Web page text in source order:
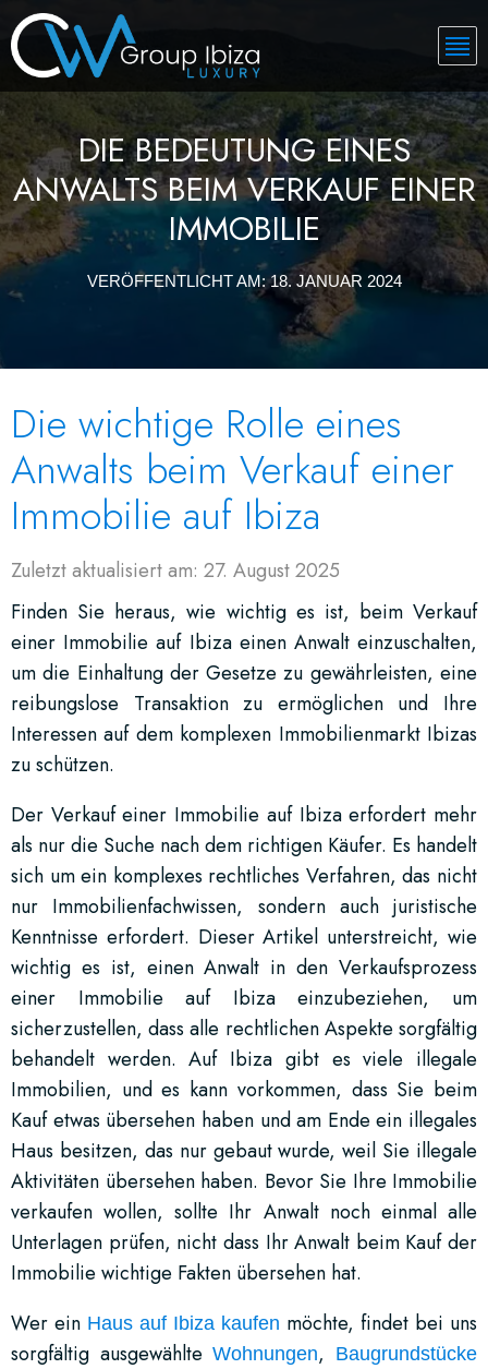
DIE BEDEUTUNG EINES
ANWALTS BEIM VERKAUF EINER
IMMOBILIE
VERÖFFENTLICHT AM:18. JANUAR 2024
Die wichtige Rolle eines
Anwalts beim Verkauf einer
Immobilie auf Ibiza
Zuletzt aktualisiert am: 27. August 2025
Finden Sie heraus, wie wichtig es ist, beim Verkauf
einer Immobilie auf Ibiza einen Anwalt einzuschalten,
um die Einhaltung der Gesetze zu gewährleisten, eine
reibungslose Transaktion zu ermöglichen und Ihre
Interessen auf dem komplexen Immobilienmarkt Ibizas
zu schützen.
Der Verkauf einer Immobilie auf Ibiza erfordert mehr
als nur die Suche nach dem richtigen Käufer. Es handelt
sich um ein komplexes rechtliches Verfahren, das nicht
nur Immobilienfachwissen, sondern auch juristische
Kenntnisse erfordert. Dieser Artikel unterstreicht, wie
wichtig es ist, einen Anwalt in den Verkaufsprozess
einer Immobilie auf Ibiza einzubeziehen, um
sicherzustellen, dass alle rechtlichen Aspekte sorgfältig
behandelt werden. Auf Ibiza gibt es viele illegale
Immobilien, und es kann vorkommen, dass Sie beim
Kauf etwas übersehen haben und am Ende ein illegales
Haus besitzen, das nur gebaut wurde, weil Sie illegale
Aktivitäten übersehen haben. Bevor Sie Ihre Immobilie
verkaufen wollen, sollte Ihr Anwalt noch einmal alle
Unterlagen prüfen, nicht dass Ihr Anwalt beim Kauf der
Immobilie wichtige Fakten übersehen hat.
Wer ein Haus auf Ibiza kaufen möchte, findet bei uns
sorgfältig ausgewählteWohnungen, Baugrundstücke